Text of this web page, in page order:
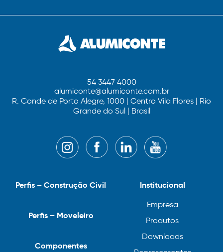
54 3447 4000
alumiconte@alumiconte.com.br
R. Conde de Porto Alegre, 1000 | Centro Vila Flores | Rio
Grande do Sul | Brasil
Institucional
Empresa
Produtos
Downloads
Perfis – Construção Civil
Perfis – Moveleiro
Componentes